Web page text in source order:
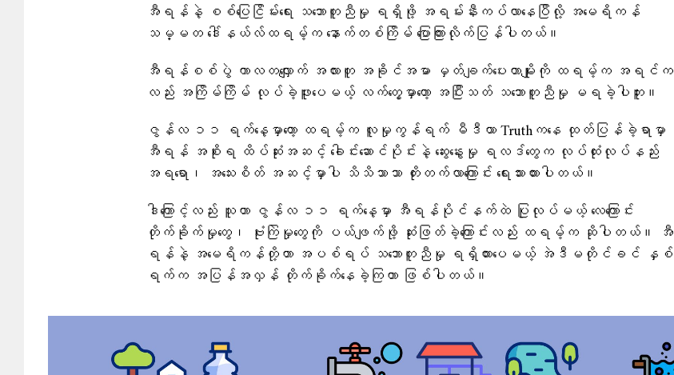
အီရန်နဲ့ စစ်ပြေငြိမ်းရေး သဘောတူညီမှု ရရှိဖို့ အရမ်းနီးကပ်လာနေပြီလို့ အမေရိကန်
သမ္မတ ဒေါ်နယ်လ်ထရမ့်က နောက်တစ်ကြိမ် ပြောကြားလိုက်ပြန်ပါတယ်။
အီရန်စစ်ပွဲ ကာလတလျှောက် အလားတူ အခိုင်အမာ မှတ်ချက်ပေးတာမျိုးကို ထရမ့်က အရင်က
လည်း အကြိမ်ကြိမ် လုပ်ခဲ့ဖူးပေမယ့် လက်တွေ့မှာတော့ အပြီးသတ် သဘောတူညီမှု မရခဲ့ပါဘူး။
ဇွန်လ ၁၁ ရက်နေ့မှာတော့ ထရမ့်က လူမှုကွန်ရက် မီဒီယာ Truthကနေ ထုတ်ပြန်ခဲ့ရာမှာ
အီရန် အစိုးရ ထိပ်ဆုံးအဆင့် ခေါင်းဆောင်ပိုင်းနဲ့ ဆွေးနွေးမှု ရလဒ်တွေက လုပ်ထုံးလုပ်နည်း
အရရော၊ အသေးစိတ် အဆင့်မှာပါ သိသိသာသာ တိုးတက်လာကြောင်း ရေးသားထားပါတယ်။
ဒါကြောင့်လည်း သူဟာ ဇွန်လ ၁၁ ရက်နေ့မှာ အီရန်ပိုင်နက်ထဲ ပြုလုပ်မယ့် လေကြောင်း
တိုက်ခိုက်မှုတွေ၊ ဗုံးကြဲမှုတွေကို ပယ်ဖျက်ဖို့ ဆုံးဖြတ်ခဲ့ကြောင်းလည်း ထရမ့်က ဆိုပါတယ်။ အီ
ရန်နဲ့ အမေရိကန်တို့ဟာ အပစ်ရပ် သဘောတူညီမှု ရရှိထားပေမယ့် အဲဒီမတိုင်ခင် နှစ်
ရက်က အပြန်အလှန် တိုက်ခိုက်နေခဲ့ကြတာ ဖြစ်ပါတယ်။